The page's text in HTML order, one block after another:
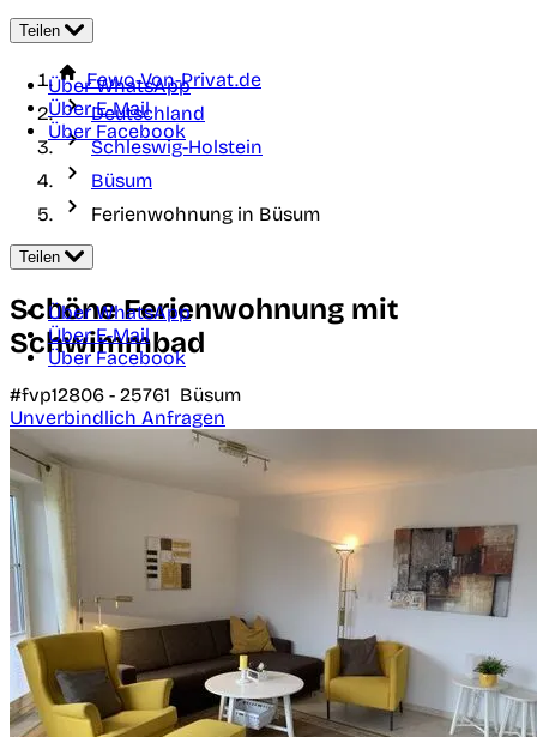
Teilen
Über WhatsApp
Über E-Mail
Über Facebook
Fewo-Von-Privat.de
Deutschland
Schleswig-Holstein
Büsum
Ferienwohnung in Büsum
Teilen
Über WhatsApp
Über E-Mail
Über Facebook
Schöne Ferienwohnung mit
Schwimmbad
#fvp12806 - 25761 Büsum
Unverbindlich Anfragen